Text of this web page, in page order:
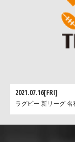
2021.07.16[FRI]
ラグビー 新リーグ 名